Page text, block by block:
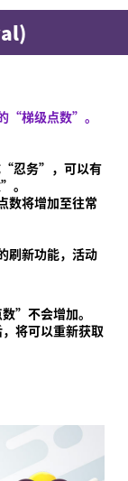
“梯级点数”。
忍务”，可以有
。
数将增加至往常
刷新功能，活动
”不会增加。
将可以重新获取